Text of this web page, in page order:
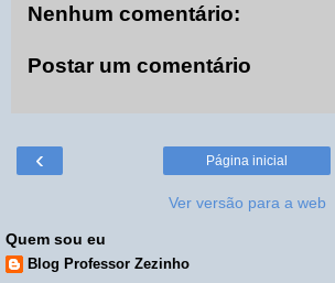
Nenhum comentário:
Postar um comentário
‹ Página inicial
Ver versão para a web
Quem sou eu
Blog Professor Zezinho